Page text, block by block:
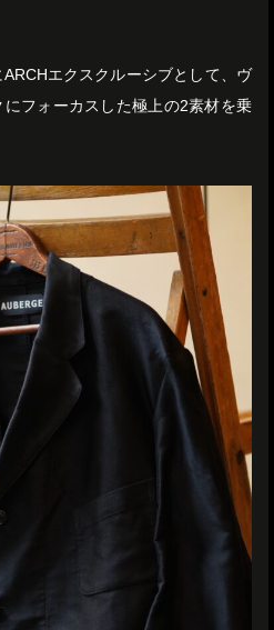
エクスクルーシブとして、ヴ
フォーカスした極上の2素材を乗